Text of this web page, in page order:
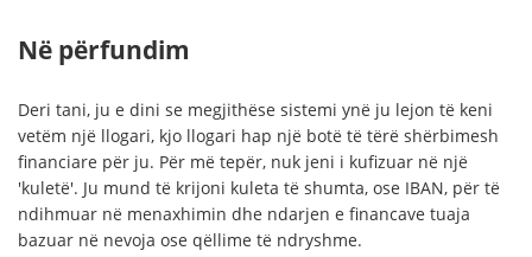
Në përfundim
Deri tani, ju e dini se megjithëse sistemi ynë ju lejon të keni
vetëm një llogari, kjo llogari hap një botë të tërë shërbimesh
financiare për ju. Për më tepër, nuk jeni i kufizuar në një
'kuletë'. Ju mund të krijoni kuleta të shumta, ose IBAN, për të
ndihmuar në menaxhimin dhe ndarjen e financave tuaja
bazuar në nevoja ose qëllime të ndryshme.